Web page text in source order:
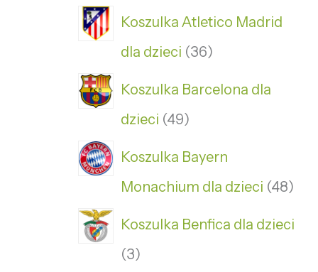
Koszulka Atletico Madrid
dla dzieci 36
Koszulka Barcelona dla
dzieci 49
Koszulka Bayern
Monachium dla dzieci 48
Koszulka Benfica dla dzieci
3